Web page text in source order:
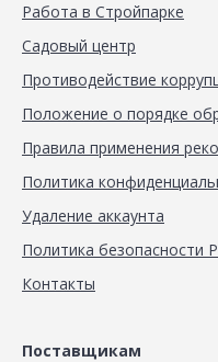
Работа в Стройпарке
Садовый центр
Противодействие
Положение о порядке
Правила применения
Политика
Удаление аккаунта
Политика безопасности
Контакты
Поставщикам